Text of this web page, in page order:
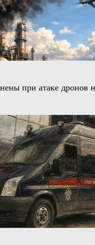
при атаке дронов